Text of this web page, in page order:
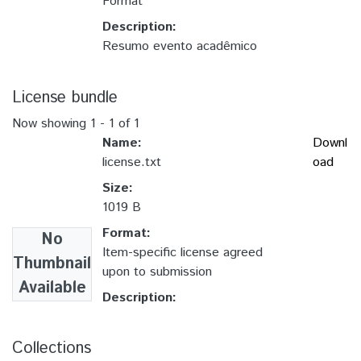
Description:
Resumo evento acadêmico
License bundle
Now showing 1 - 1 of 1
No
Thumbnail
Available
Name:
license.txt
Size:
1019 B
Format:
Item-specific license agreed
upon to submission
Description:
Downl
oad
Collections